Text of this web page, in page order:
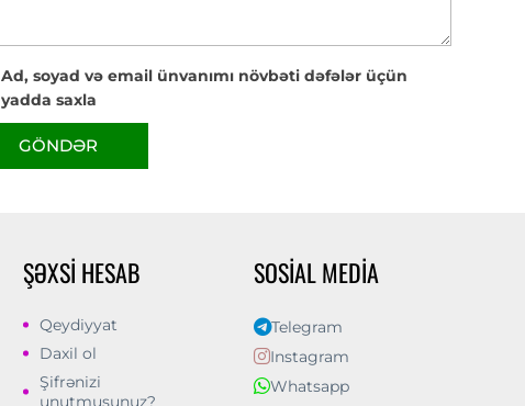
Ad, soyad və email ünvanımı növbəti dəfələr üçün
yadda saxla
GÖNDƏR
ŞƏXSI HESAB
Qeydiyyat
Daxil ol
Şifrənizi
unutmusunuz?
SOSIAL MEDIA
Telegram
Instagram
Whatsapp